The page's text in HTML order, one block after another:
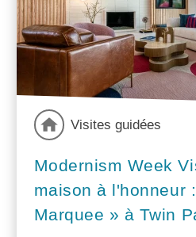
Visites guidées
Modernism Week
maison à l'honneur
Marquee » à Twin